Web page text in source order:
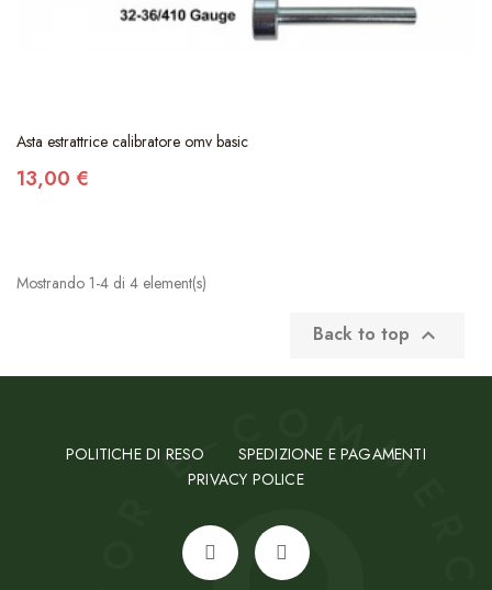
Asta estrattrice calibratore omv basic
13,00 €
Mostrando 1-4 di 4 element(s)
Back to top 
POLITICHE DI RESO
SPEDIZIONE E PAGAMENTI
PRIVACY POLICE